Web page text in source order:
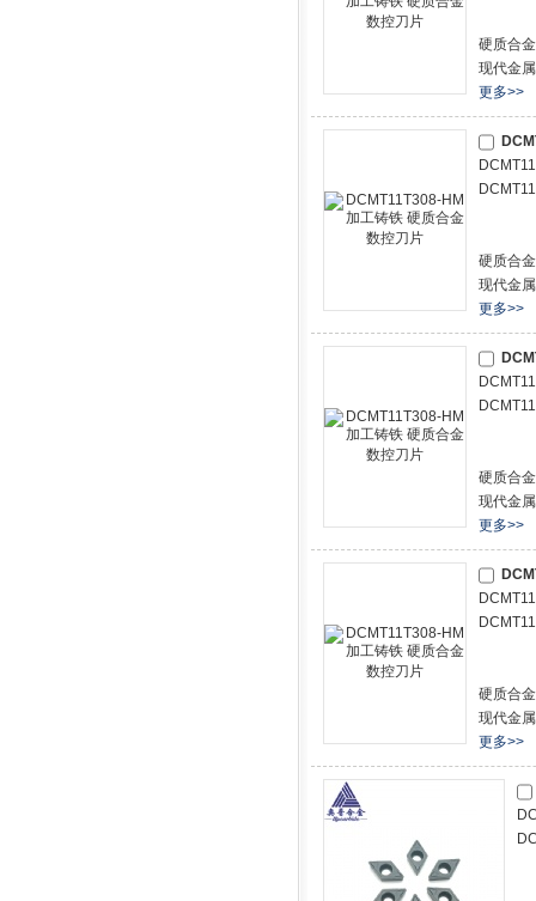
硬质合
现代金
更多>>
硬质合
现代金
更多>>
硬质合
现代金
更多>>
硬质合
现代金
更多>>